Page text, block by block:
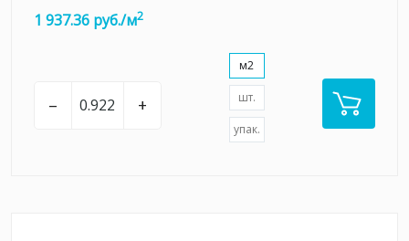
1 937.36 руб./м2
– +
м2
шт.
упак.